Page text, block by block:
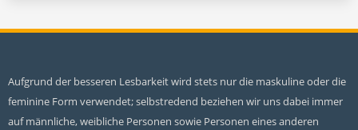
Aufgrund der besseren Lesbarkeit wird stets nur die maskuline oder die
feminine Form verwendet; selbstredend beziehen wir uns dabei immer
auf männliche, weibliche Personen sowie Personen eines anderen